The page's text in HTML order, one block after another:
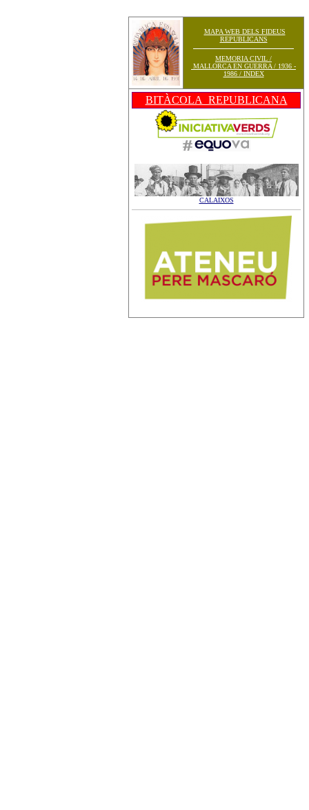
MAPA WEB DELS FIDEUS
REPUBLICANS
MEMORIA CIVIL /
MALLORCA EN GUERRA / 1936 -
1986 / INDEX
BITÀCOLA REPUBLICANA
CALAIXOS